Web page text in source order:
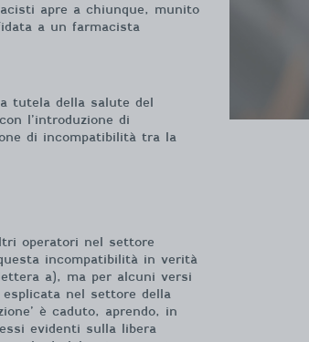
apre a chiunque, munito
a un farmacista
tutela della salute del
l’introduzione di
di incompatibilità tra la
operatori nel settore
incompatibilità in verità
a), ma per alcuni versi
nel settore della
è caduto, aprendo, in
evidenti sulla libera